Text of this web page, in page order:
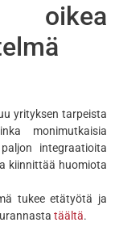
oikea
yrityksen tarpeista
monimutkaisia
integraatioita
kiinnittää huomiota
tukee etätyötä ja
täältä.